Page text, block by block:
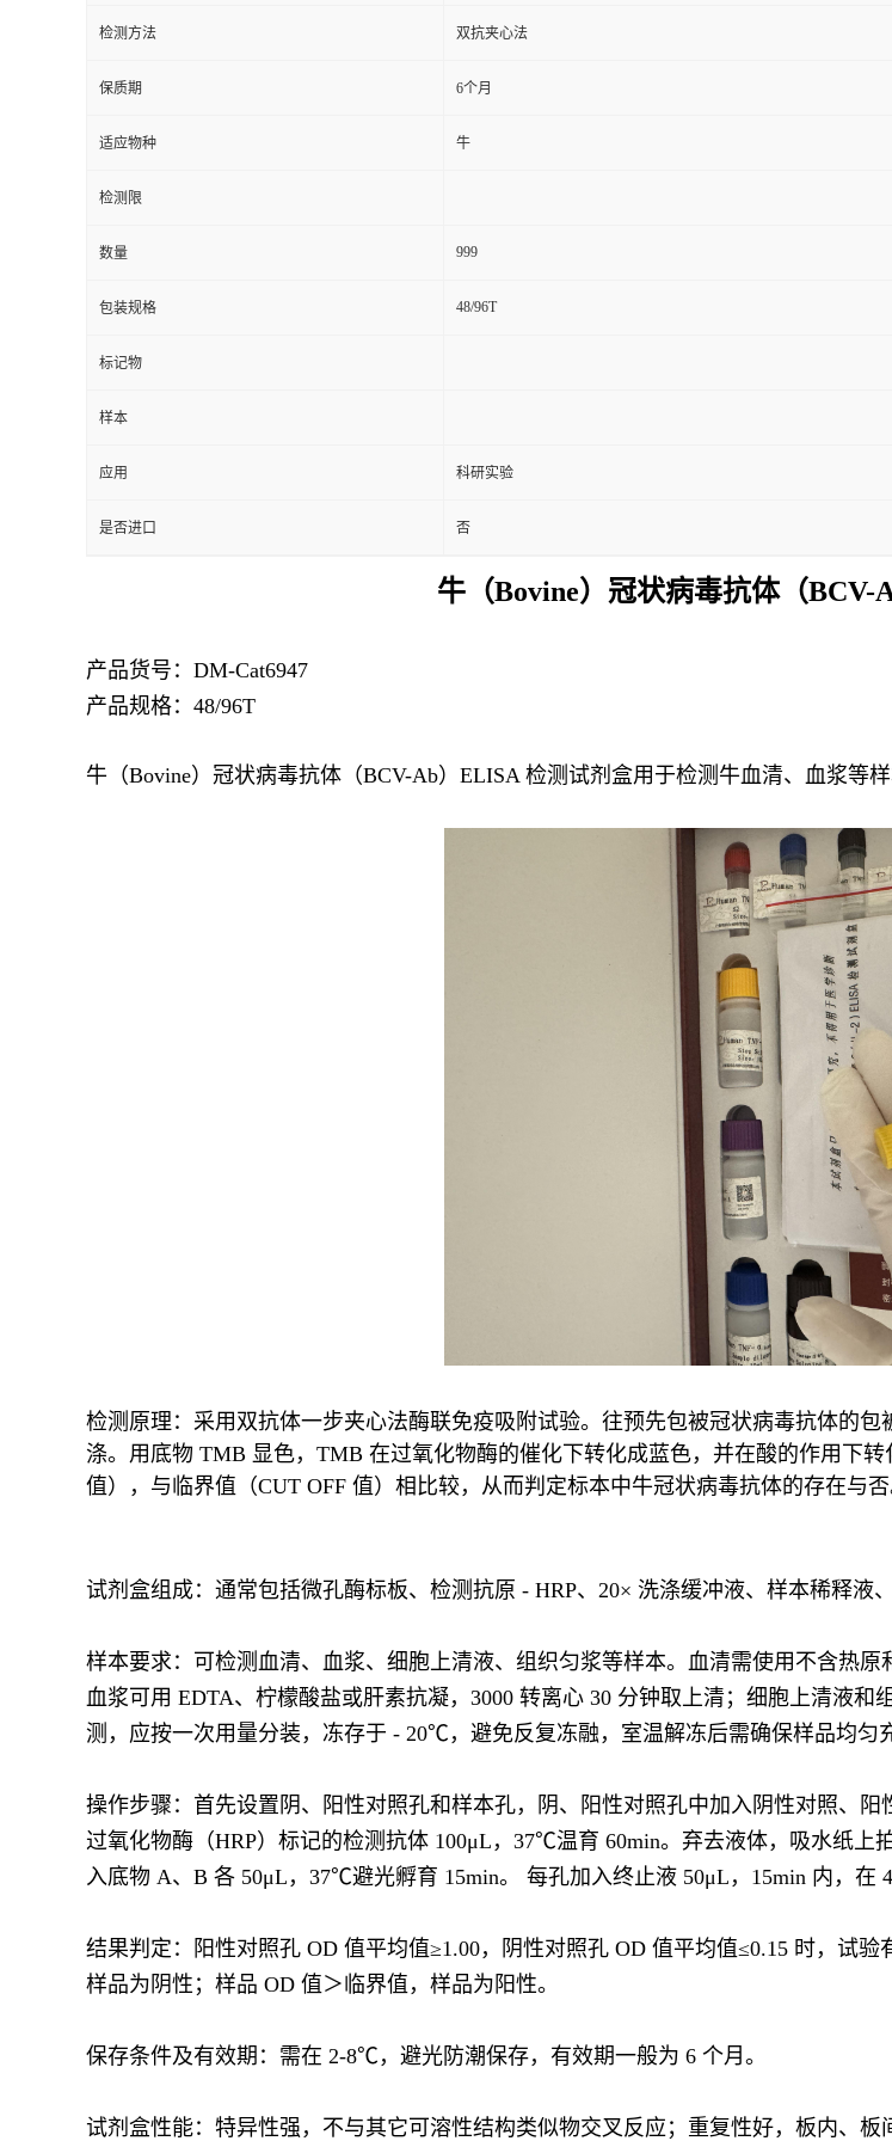
检测方法 双抗夹心法
保质期 6个月
适应物种 牛
检测限
数量 999
包装规格 48/96T
标记物
样本
应用 科研实验
是否进口 否
牛（Bovine）冠状病毒抗体（
产品货号： DM-Cat6947
产品规格：48/96T
牛（Bovine）冠状病毒抗体（BCV-Ab）ELISA 检测试剂盒用于检测牛血清、血浆等
检测原理：采用双抗体一步夹心法酶联免疫吸附试验。往预先包被冠状病毒抗体的
涤。用底物 TMB 显色，TMB 在过氧化物酶的催化下转化成蓝色，并在酸的作用下
值），与临界值（CUT OFF 值）相比较，从而判定标本中牛冠状病毒抗体的存在与否
试剂盒组成：通常包括微孔酶标板、检测抗原 - HRP、20× 洗涤缓冲液、样本稀释液
样本要求：可检测血清、血浆、细胞上清液、组织匀浆等样本。血清需使用不含热原
血浆可用 EDTA、柠檬酸盐或肝素抗凝，3000 转离心 30 分钟取上清；细胞上清液
测，应按一次用量分装，冻存于 - 20℃，避免反复冻融，室温解冻后需确保样品均匀
操作步骤：首先设置阴、阳性对照孔和样本孔，阴、阳性对照孔中加入阴性对照、
过氧化物酶（HRP）标记的检测抗体 100μL，37℃温育 60min。弃去液体，吸水纸
入底物 A、B 各 50μL，37℃避光孵育 15min。 每孔加入终止液 50μL，15min 内，在
结果判定：阳性对照孔 OD 值平均值≥1.00，阴性对照孔 OD 值平均值≤0.15 时，试
样品为阴性；样品 OD 值＞临界值，样品为阳性。
保存条件及有效期：需在 2-8℃，避光防潮保存，有效期一般为 6 个月。
试剂盒性能：特异性强，不与其它可溶性结构类似物交叉反应；重复性好，板内、板